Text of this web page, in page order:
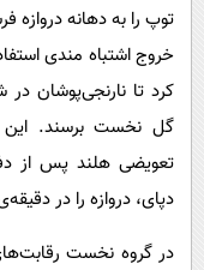
خروج اشتباه مندی
کرد تا نارنجی‌پوشان
گل نخست برسند. این
تعویضی هلند پس از
دپای، دروازه را در دقیقه‌ی ۹۹ باز کرد تا مسابقه ۲ بر صفر
در گروه نخست